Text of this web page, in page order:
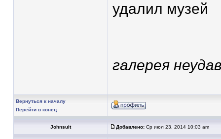
удалил музей
галерея
Вернуться к началу
Перейти в конец
Johnsuit Добавлено: Ср июл 23, 2014 10:03 am